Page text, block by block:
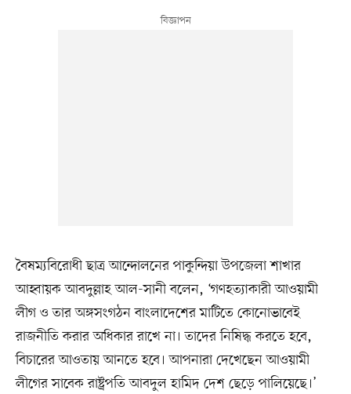
বৈষম্যবিরোধী ছাত্র আন্দোলনের পাকুন্দিয়া উপজেলা শাখার
আহ্বায়ক আবদুল্লাহ আল-সানী বলেন, ‘গণহত্যাকারী আওয়ামী
লীগ ও তার অঙ্গসংগঠন বাংলাদেশের মাটিতে কোনোভাবেই
রাজনীতি করার অধিকার রাখে না। তাদের নিষিদ্ধ করতে হবে,
বিচারের আওতায় আনতে হবে। আপনারা দেখেছেন আওয়ামী
লীগের সাবেক রাষ্ট্রপতি আবদুল হামিদ দেশ ছেড়ে পালিয়েছে।’